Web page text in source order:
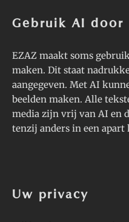
Gebruik AI door
EZAZ maakt soms
maken. Dit staat
aangegeven. Met AI
beelden maken. Alle
media zijn vrij van AI en
tenzij anders in een apart
Uw privacy